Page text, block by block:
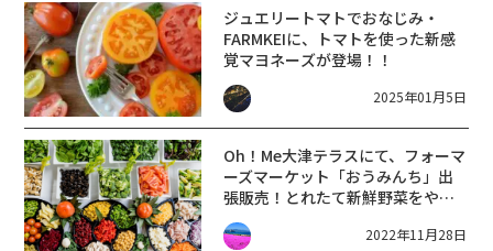
ジュエリートマトでおなじみ・
FARMKEIに、トマトを使った新感
覚マヨネーズが登場！！
2025年01月5日
Oh！Me大津テラスにて、フォーマ
ーズマーケット「おうみんち」出
張販売！とれたて新鮮野菜をや果
物などを買いに行こう♪【12月10
日】
2022年11月28日